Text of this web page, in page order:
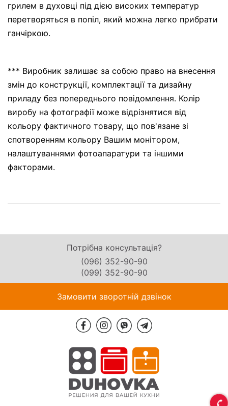
грилем в духовці під дією високих температур
перетворяться в попіл, який можна легко прибрати
ганчіркою.
*** Виробник залишає за собою право на внесення
змін до конструкції, комплектації та дизайну
приладу без попереднього повідомлення. Колір
виробу на фотографії може відрізнятися від
кольору фактичного товару, що пов'язане зі
спотворенням кольору Вашим монітором,
налаштуваннями фотоапаратури та іншими
факторами.
Потрібна консультація?
(096) 352-90-90
(099) 352-90-90
Замовити зворотній дзвінок